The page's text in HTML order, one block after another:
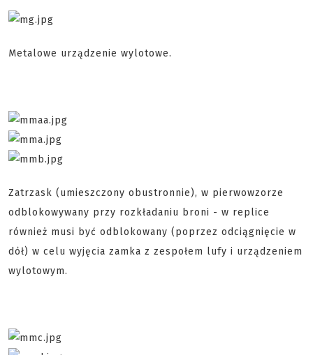
Metalowe urządzenie wylotowe.
Zatrzask (umieszczony obustronnie), w pierwowzorze
odblokowywany przy rozkładaniu broni - w replice
również musi być odblokowany (poprzez odciągnięcie w
dół) w celu wyjęcia zamka z zespołem lufy i urządzeniem
wylotowym.